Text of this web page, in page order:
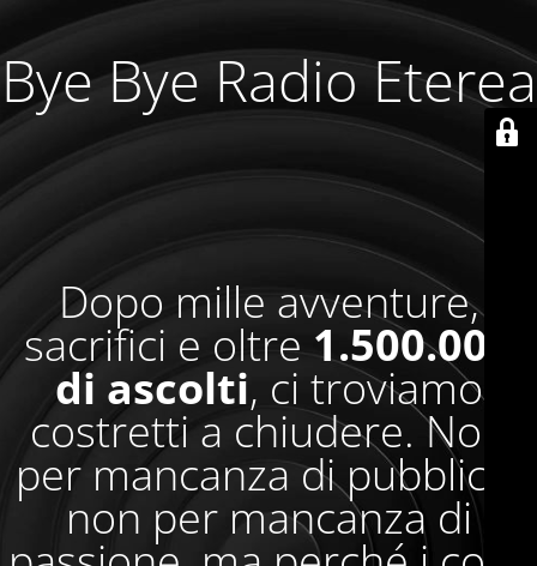
Bye Bye Radio Eterea
Dopo mille avventure,
sacrifici e oltre1.500.000
di ascolti, ci troviamo
costretti a chiudere. Non
per mancanza di pubblico,
non per mancanza di